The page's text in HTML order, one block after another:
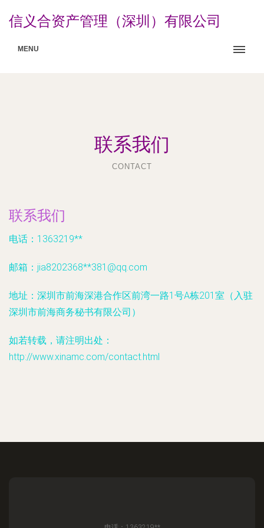
信义合资产管理（深圳）有限公司
MENU
联系我们
CONTACT
联系我们
电话：1363219**
邮箱：jia8202368**381@qq.com
地址：深圳市前海深港合作区前湾一路1号A栋201室（入驻
深圳市前海商务秘书有限公司）
如若转载，请注明出处：
http://www.xinamc.com/contact.html